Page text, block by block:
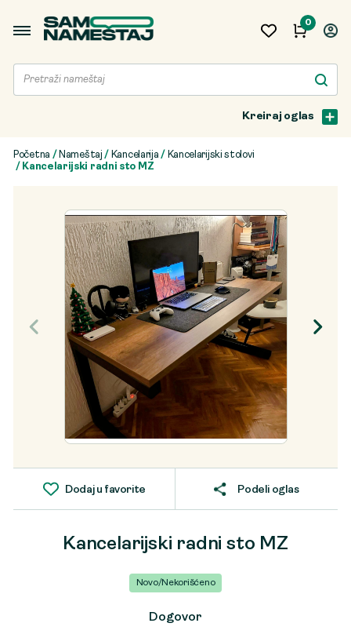
0
Kreiraj oglas
Početna / Nameštaj / Kancelarija / Kancelarijski stolovi
/ Kancelarijski radni sto MZ
Dodaj u favorite Podeli oglas
Kancelarijski radni sto MZ
Novo/Nekorišćeno
Dogovor